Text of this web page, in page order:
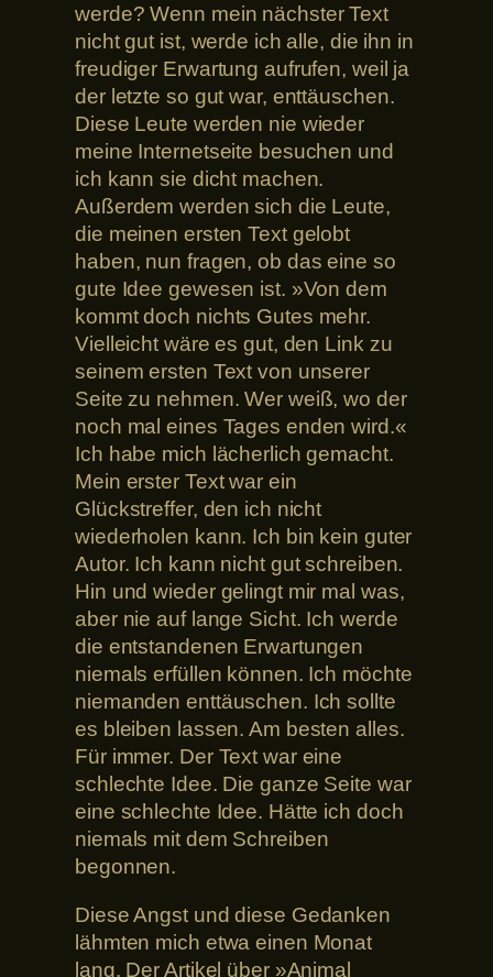
werde? Wenn mein nächster Text
nicht gut ist, werde ich alle, die ihn in
freudiger Erwartung aufrufen, weil ja
der letzte so gut war, enttäuschen.
Diese Leute werden nie wieder
meine Internetseite besuchen und
ich kann sie dicht machen.
Außerdem werden sich die Leute,
die meinen ersten Text gelobt
haben, nun fragen, ob das eine so
gute Idee gewesen ist. »Von dem
kommt doch nichts Gutes mehr.
Vielleicht wäre es gut, den Link zu
seinem ersten Text von unserer
Seite zu nehmen. Wer weiß, wo der
noch mal eines Tages enden wird.«
Ich habe mich lächerlich gemacht.
Mein erster Text war ein
Glückstreffer, den ich nicht
wiederholen kann. Ich bin kein guter
Autor. Ich kann nicht gut schreiben.
Hin und wieder gelingt mir mal was,
aber nie auf lange Sicht. Ich werde
die entstandenen Erwartungen
niemals erfüllen können. Ich möchte
niemanden enttäuschen. Ich sollte
es bleiben lassen. Am besten alles.
Für immer. Der Text war eine
schlechte Idee. Die ganze Seite war
eine schlechte Idee. Hätte ich doch
niemals mit dem Schreiben
begonnen.
Diese Angst und diese Gedanken
lähmten mich etwa einen Monat
lang. Der Artikel über »Animal